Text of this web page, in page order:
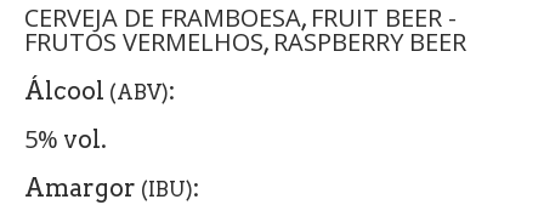
CERVEJA DE FRAMBOESA, FRUIT BEER -
FRUTOS VERMELHOS, RASPBERRY BEER
Álcool (ABV):
5% vol.
Amargor (IBU):